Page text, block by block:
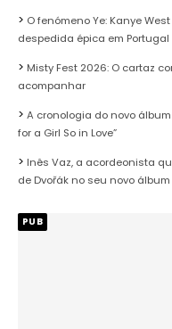
O fenómeno Ye: Kanye
despedida épica em Portugal
Misty Fest 2026: O cartaz
acompanhar
A cronologia do novo álbum
for a Girl So in Love”
Inês Vaz, a acordeonista
de Dvořák no seu novo álbum
PUB